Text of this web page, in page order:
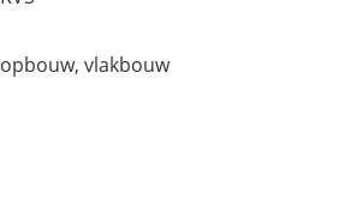
opbouw, vlakbouw